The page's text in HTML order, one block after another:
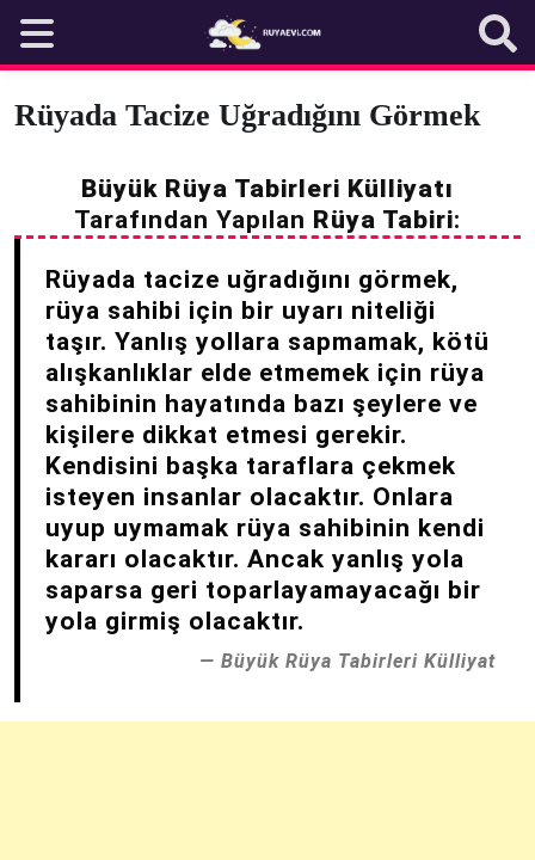
content
Rüyada Tacize Uğradığını Görmek
Büyük Rüya Tabirleri Külliyatı
Tarafından Yapılan Rüya Tabiri:
Rüyada tacize uğradığını görmek,
rüya sahibi için bir uyarı niteliği
taşır. Yanlış yollara sapmamak, kötü
alışkanlıklar elde etmemek için rüya
sahibinin hayatında bazı şeylere ve
kişilere dikkat etmesi gerekir.
Kendisini başka taraflara çekmek
isteyen insanlar olacaktır. Onlara
uyup uymamak rüya sahibinin kendi
kararı olacaktır. Ancak yanlış yola
saparsa geri toparlayamayacağı bir
yola girmiş olacaktır.
Büyük Rüya Tabirleri Külliyat